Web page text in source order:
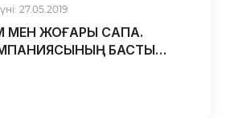
27.05.2019
ЖОҒАРЫ САПА.
БАСТЫ